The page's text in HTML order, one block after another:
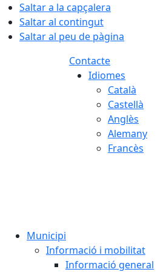
Saltar a la capçalera
Saltar al contingut
Saltar al peu de pàgina
Contacte
Idiomes
Català
Castellà
Anglès
Alemany
Francès
Municipi
Informació i mobilitat
Informació general